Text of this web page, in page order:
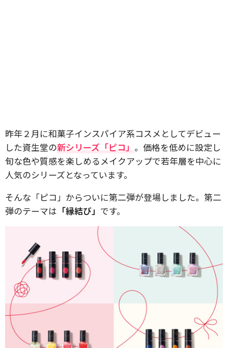
昨年２月に和菓子インスパイア系コスメとしてデビュー
した資生堂の新シリーズ「ピコ」 。価格を低めに設定し
旬な色や質感を楽しめるメイクアップで若年層を中心に
人気のシリーズとなっています。
そんな「ピコ」からついに第二弾が登場しました。第二
弾のテーマは 「縁結び」 です。